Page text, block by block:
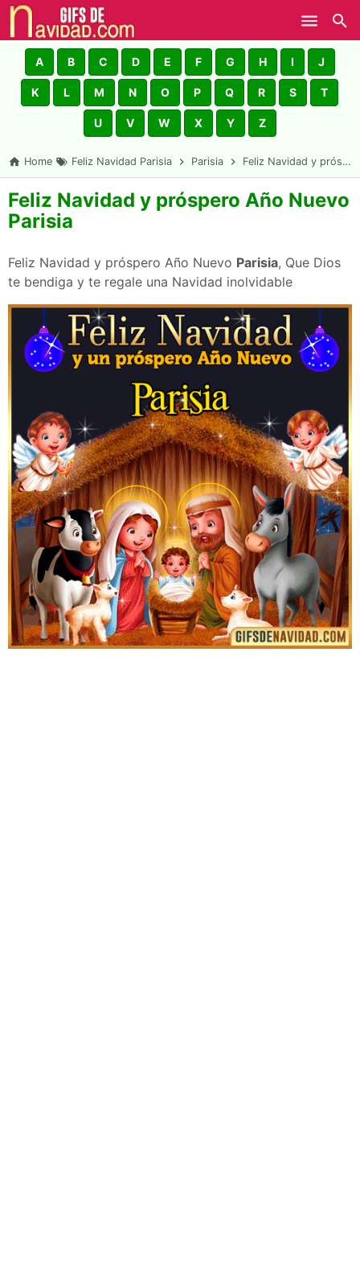
Skip to main content
A B C D E F G H I J
K L M N O P Q R S T
U V W X Y Z
Home Feliz Navidad Parisia Parisia Feliz Navidad y próspero Año Nuevo Parisia
Feliz Navidad y próspero Año Nuevo
Parisia
Feliz Navidad y próspero Año Nuevo Parisia, Que Dios
te bendiga y te regale una Navidad inolvidable